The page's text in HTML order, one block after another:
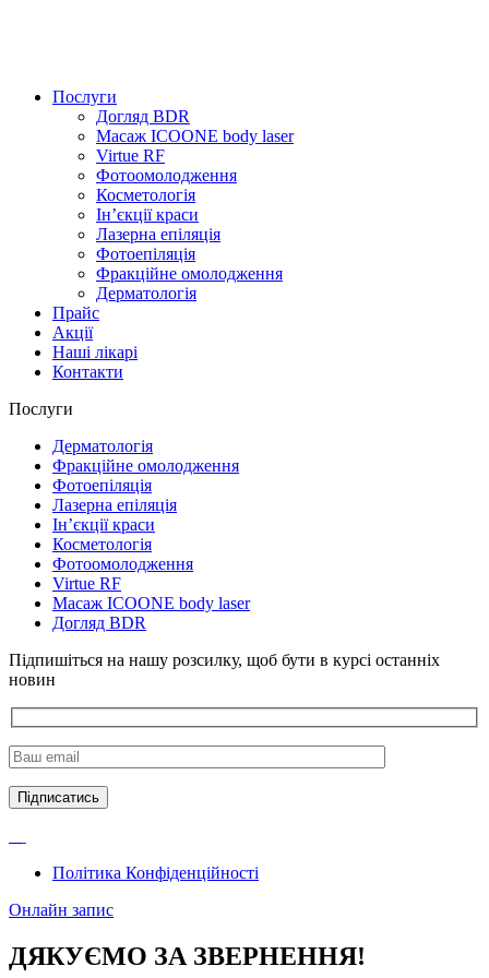
Послуги
Догляд BDR
Масаж ICOONE body laser
Virtue RF
Фотоомолодження
Косметологія
Інʼєкції краси
Лазерна епіляція
Фотоепіляція
Фракційне омолодження
Дерматологія
Прайс
Акції
Наші лікарі
Контакти
Послуги
Дерматологія
Фракційне омолодження
Фотоепіляція
Лазерна епіляція
Інʼєкції краси
Косметологія
Фотоомолодження
Virtue RF
Масаж ICOONE body laser
Догляд BDR
Підпишіться на нашу розсилку, щоб бути в курсі останніх
новин
Підписатись
Політика Конфіденційності
Онлайн запис
ДЯКУЄМО ЗА ЗВЕРНЕННЯ!